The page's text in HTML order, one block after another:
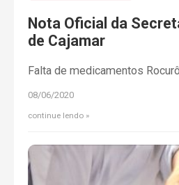
Nota Oficial da
de Cajamar
Falta de medicamentos
08/06/2020
continue lendo